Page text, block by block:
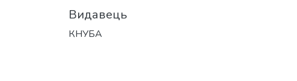
Видавець
КНУБА